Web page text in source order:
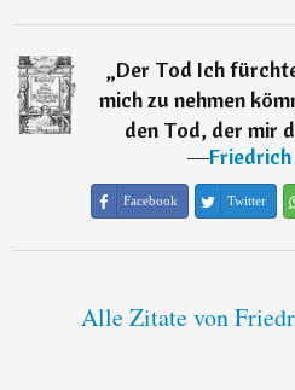
„Der Tod Ich
mich zu nehmen
den Tod, der mir
―
Facebook Twitter
Alle Zitate von